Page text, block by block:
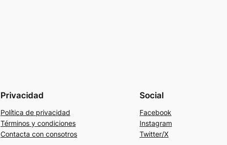
Privacidad
Política de privacidad
Términos y condiciones
Contacta con consotros
Social
Facebook
Instagram
Twitter/X